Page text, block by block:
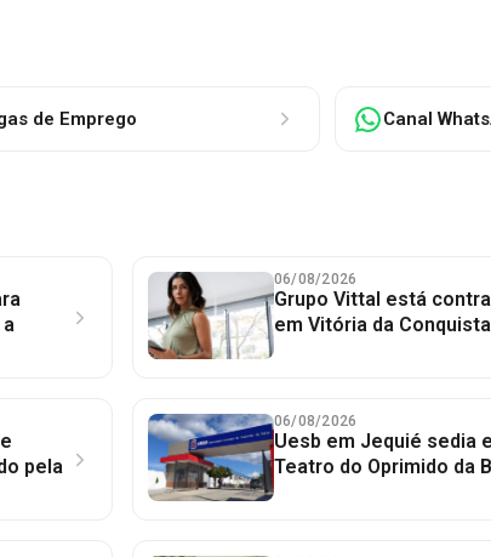
de Emprego Canal
06/08/2026
Grupo Vittal está
em Vitória da Conquista
pela
06/08/2026
Uesb em Jequié sedia
Teatro do Oprimido da